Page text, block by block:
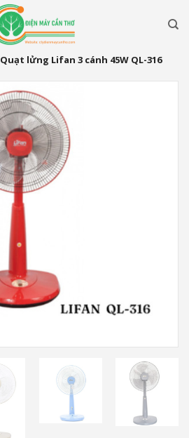
Quạt lửng Lifan 3 cánh 45W QL-316